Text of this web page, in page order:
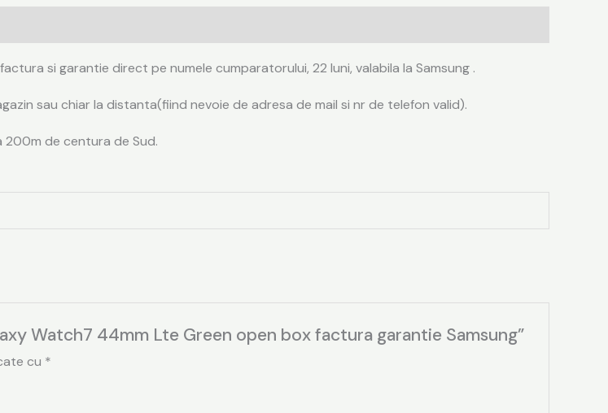
si garantie direct pe numele cumparatorului, 22 luni, valabila la Samsung .
sau chiar la distanta(fiind nevoie de adresa de mail si nr de telefon valid).
200m de centura de Sud.
Watch7 44mm Lte Green open box factura garantie Samsung”
cu *